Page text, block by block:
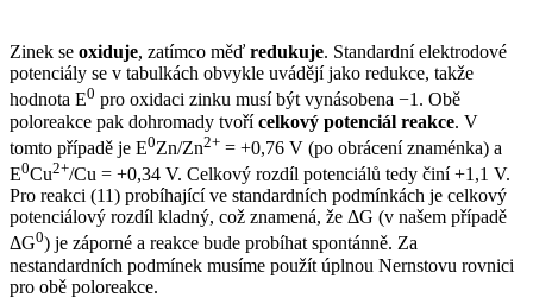
Zinek se oxiduje, zatímco měď redukuje. Standardní elektrodové
potenciály se v tabulkách obvykle uvádějí jako redukce, takže
hodnota E0 pro oxidaci zinku musí být vynásobena −1. Obě
poloreakce pak dohromady tvořícelkový potenciál reakce. V
tomto případě je E0Zn/Zn2+ = +0,76 V (po obrácení znaménka) a
E0Cu2+/Cu = +0,34 V. Celkový rozdíl potenciálů tedy činí +1,1 V.
Pro reakci (11) probíhající ve standardních podmínkách je celkový
potenciálový rozdíl kladný, což znamená, že ΔG (v našem případě
ΔG0) je záporné a reakce bude probíhat spontánně. Za
nestandardních podmínek musíme použít úplnou Nernstovu rovnici
pro obě poloreakce.